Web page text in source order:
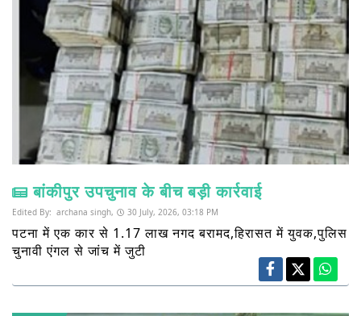
बांकीपुर उपचुनाव के बीच बड़ी कार्रवाई
Edited By: archana singh, 30 July, 2026, 03:18 PM
पटना में एक कार से 1.17 लाख नगद बरामद,हिरासत में युवक,पुलिस
चुनावी एंगल से जांच में जुटी